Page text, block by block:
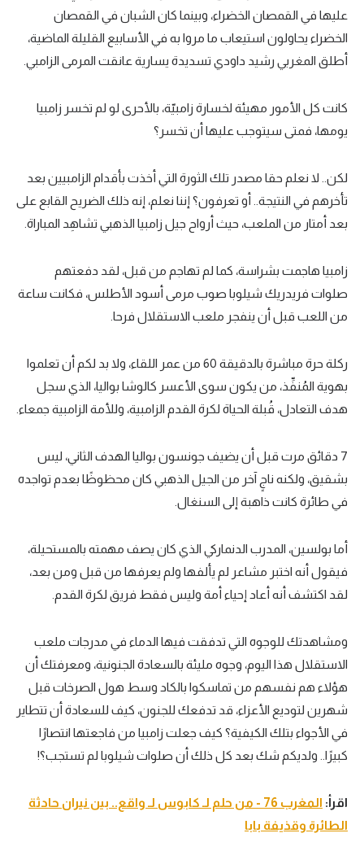
عليها في القمصان الخضراء، وبينما كان الشبان في القمصان
الخضراء يحاولون استيعاب ما مروا به في الأسابيع القليلة الماضية،
أطلق المغربي رشيد داودي تسديدة يسارية عانقت المرمى الزامبي.
كانت كل الأمور مهيئة لخسارة زامبيّة، بالأحرى لو لم تخسر زامبيا
يومها، فمتى سيتوجب عليها أن تخسر؟
لكن.. لا نعلم حقا مصدر تلك الثورة التي أخذت بأقدام الزامبيين بعد
تأخرهم في النتيجة.. أو تعرفون؟ إننا نعلم، إنه ذلك الضريح القابع على
بعد أمتار من الملعب، حيث أرواح جيل زامبيا الذهبي تشاهِد المباراة.
زامبيا هاجمت بشراسة، كما لم تهاجم من قبل، لقد دفعتهم
صلوات فريدريك شيلوبا صوب مرمى أسود الأطلس، فكانت ساعة
من اللعب قبل أن ينفجر ملعب الاستقلال فرحا.
ركلة حرة مباشرة بالدقيقة 60 من عمر اللقاء، ولا بد لكم أن تعلموا
بهوية المُنفِّذ، من يكون سوى الأعسر كالوشا بواليا، الذي سجل
هدف التعادل، قُبلة الحياة لكرة القدم الزامبية، وللأمة الزامبية جمعاء.
7 دقائق مرت قبل أن يضيف جونسون بواليا الهدف الثاني، ليس
بشقيق، ولكنه ناجٍ آخر من الجيل الذهبي كان محظوظًا بعدم تواجده
في طائرة كانت ذاهبة إلى السنغال.
أما بولسين، المدرب الدنماركي الذي كان يصف مهمته بالمستحيلة،
فيقول أنه اختبر مشاعر لم يألفها ولم يعرفها من قبل ومن بعد،
لقد اكتشف أنه أعاد إحياء أمة وليس فقط فريق لكرة القدم.
ومشاهدتك للوجوه التي تدفقت فيها الدماء في مدرجات ملعب
الاستقلال هذا اليوم، وجوه مليئة بالسعادة الجنونية، ومعرفتك أن
هؤلاء هم نفسهم من تماسكوا بالكاد وسط هول الصرخات قبل
شهرين لتوديع الأعزاء، قد تدفعك للجنون، كيف للسعادة أن تتطاير
في الأجواء بتلك الكيفية؟ كيف جعلت زامبيا من فاجعتها انتصارًا
كبيرًا.. ولديكم شك بعد كل ذلك أن صلوات شيلوبا لم تستجب؟!
اقرأ:
المغرب 76 - من حلم لـ كابوس لـ واقع.. بين نيران حادثة
الطائرة وقذيفة بابا